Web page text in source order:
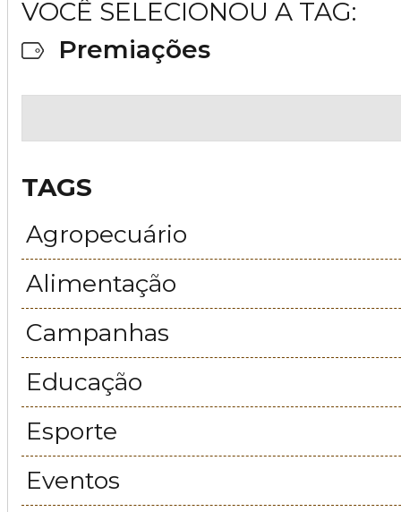
VOCÊ SELECIONOU A TAG:
Premiações
TAGS
Agropecuário
Alimentação
Campanhas
Educação
Esporte
Eventos